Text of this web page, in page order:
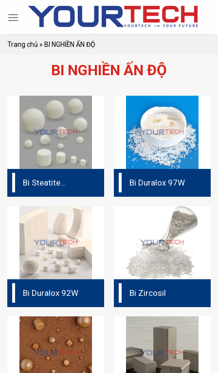
Trang chủ » BI NGHIỀN ẤN ĐỘ
BI NGHIỀN ẤN ĐỘ
Bi Steatite
Bi Duralox 97W
Bi Duralox 92W Bi Zircosil